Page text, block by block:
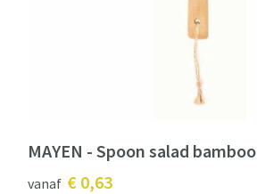
MAYEN - Spoon salad bamboo
vanaf € 0,63